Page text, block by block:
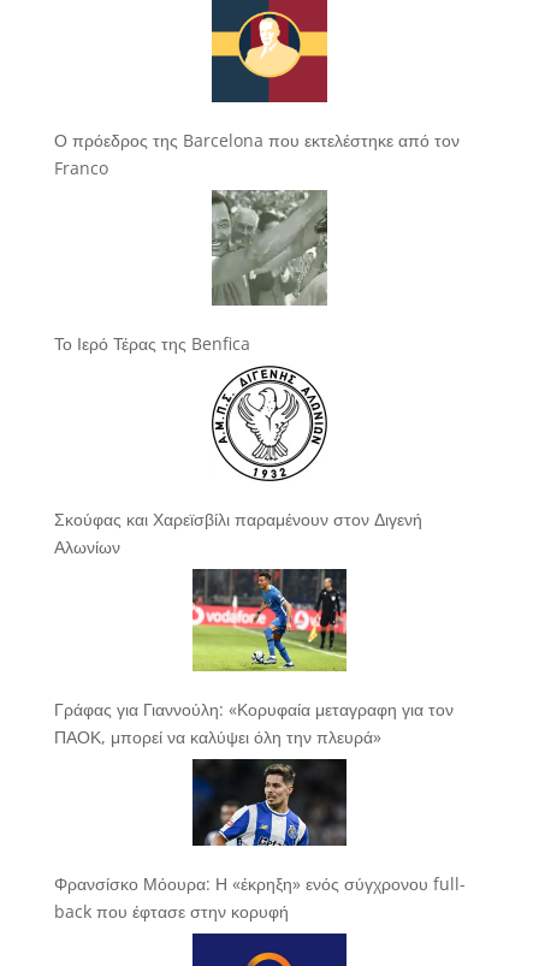
Ο πρόεδρος της Barcelona που εκτελέστηκε από τον
Franco
Το Ιερό Τέρας της Benfica
Σκούφας και Χαρεϊσβίλι παραμένουν στον Διγενή
Αλωνίων
Γράφας για Γιαννούλη: «Κορυφαία μεταγραφη για τον
ΠΑΟΚ, μπορεί να καλύψει όλη την πλευρά»
Φρανσίσκο Μόουρα: Η «έκρηξη» ενός σύγχρονου full-
back που έφτασε στην κορυφή